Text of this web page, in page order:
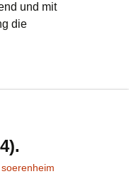
und mit
die
soerenheim